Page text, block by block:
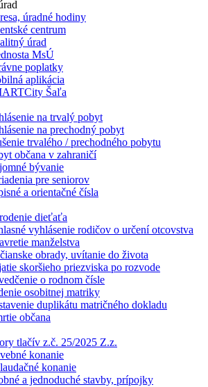
úradné hodiny
centrum
úrad
MsÚ
poplatky
aplikácia
Šaľa
na trvalý pobyt
na prechodný pobyt
trvalého / prechodného pobytu
občana v zahraničí
bývanie
pre seniorov
a orientačné čísla
dieťaťa
vyhlásenie rodičov o určení otcovstva
manželstva
obrady, uvítanie do života
skoršieho priezviska po rozvode
o rodnom čísle
osobitnej matriky
duplikátu matričného dokladu
občana
tlačív z.č. 25/2025 Z.z.
konanie
konanie
a jednoduché stavby, prípojky